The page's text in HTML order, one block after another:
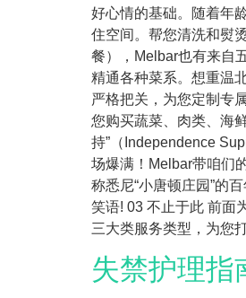
好心情的基础。随着年
住空间。帮您清洗和熨
餐），Melbar也有来自
精通各种菜系。想重温
严格把关，为您定制专
您购买蔬菜、肉类、海
持”（Independence
场爆满！Melbar带咱们
称悉尼“小唐顿庄园”的
笑语! 03 不止于此 前面
三大类服务类型，为您
失禁护理指